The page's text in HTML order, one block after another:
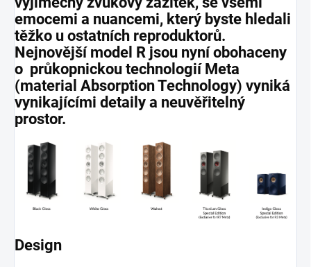
emocemi a nuancemi, který byste hledali
těžko u ostatních reproduktorů.
Nejnovější model R jsou nyní obohaceny
o průkopnickou technologií Meta
(material Absorption Technology) vyniká
vynikajícími detaily a neuvěřitelný
prostor.
Design